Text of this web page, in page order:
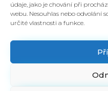
údaje, jako je chování při
webu. Nesouhlas nebo odvolání
určité vlastnosti a funkce.
V případě zájmu o
kontaktujte kolegy na
Položit dotaz